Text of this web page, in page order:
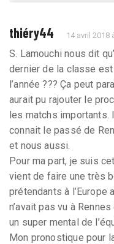
thiéry44 14 avril 2018
S. Lamouchi nous dit
dernier de la classe
l’année ??? Ça peut
aurait pu rajouter le
les matchs importants.
connait le passé de
et nous aussi.
Pour ma part, je suis
vient de faire une très
prétendants à l’Europe
n’avait pas vu à
un super mental de
Mon pronostique pour